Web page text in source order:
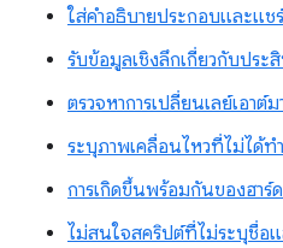
ใส่คำอธิบายประกอบและแ
รับข้อมูลเชิงลึกเกี่ยวกับปร
ตรวจหาการเปลี่ยนเลย์เอาต์
ระบุภาพเคลื่อนไหวที่ไม่ได้
การเกิดขึ้นพร้อมกันของฮาร์
ไม่สนใจสคริปต์ที่ไม่ระบุชื่อ